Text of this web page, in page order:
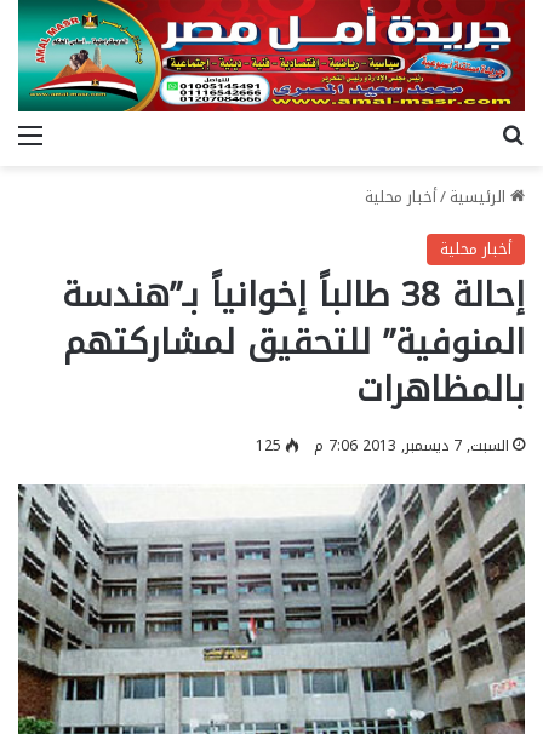
الرئيسية/أخبار محلية
أخبار محلية
إحالة 38 طالباً إخوانياً بـ”هندسة
المنوفية” للتحقيق لمشاركتهم
بالمظاهرات
السبت, 7 ديسمبر, 2013 7:06 م 125